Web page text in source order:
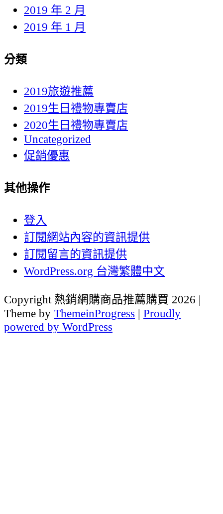
2019 年 2 月
2019 年 1 月
分類
2019旅遊推薦
2019生日禮物專賣店
2020生日禮物專賣店
Uncategorized
促銷優惠
其他操作
登入
訂閱網站內容的資訊提供
訂閱留言的資訊提供
WordPress.org 台灣繁體中文
Copyright 熱銷網購商品推薦購買 2026 |
Theme by ThemeinProgress | Proudly
powered by WordPress